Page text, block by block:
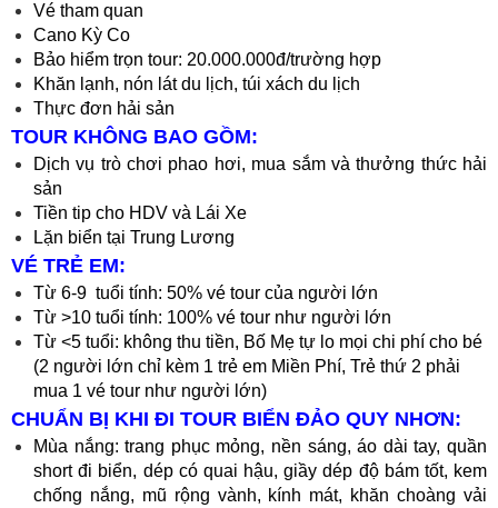
Vé tham quan
Cano Kỳ Co
Bảo hiểm trọn tour: 20.000.000đ/trường hợp
Khăn lạnh, nón lát du lịch, túi xách du lịch
Thực đơn hải sản
TOUR KHÔNG BAO GỒM:
Dịch vụ trò chơi phao hơi, mua sắm và thưởng thức hải
sản
Tiền tip cho HDV và Lái Xe
Lặn biển tại Trung Lương
VÉ TRẺ EM:
Từ 6-9 tuổi tính: 50% vé tour của người lớn
Từ >10 tuổi tính: 100% vé tour như người lớn
Từ <5 tuổi: không thu tiền, Bố Mẹ tự lo mọi chi phí cho bé
(2 người lớn chỉ kèm 1 trẻ em Miền Phí, Trẻ thứ 2 phải
mua 1 vé tour như người lớn)
CHUẨN BỊ KHI ĐI TOUR BIỂN ĐẢO QUY NHƠN:
Mùa nắng: trang phục mỏng, nền sáng, áo dài tay, quần
short đi biển, dép có quai hậu, giầy dép độ bám tốt, kem
chống nắng, mũ rộng vành, kính mát, khăn choàng vải